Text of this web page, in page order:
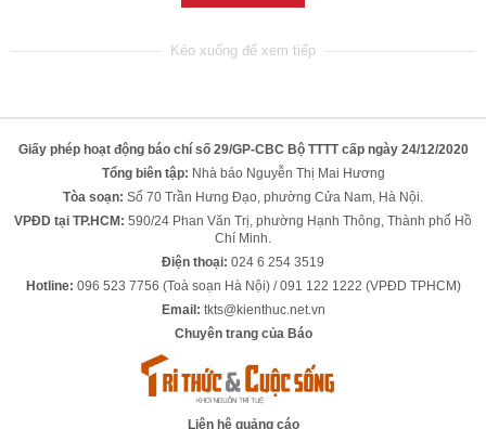
Giấy phép hoạt động báo chí số 29/GP-CBC Bộ TTTT cấp ngày 24/12/2020
Tổng biên tập: Nhà báo Nguyễn Thị Mai Hương
Tòa soạn: Số 70 Trần Hưng Đạo, phường Cửa Nam, Hà Nội.
VPĐD tại TP.HCM: 590/24 Phan Văn Trị, phường Hạnh Thông, Thành phố Hồ
Chí Minh.
Điện thoại: 024 6 254 3519
Hotline: 096 523 7756 (Toà soạn Hà Nội) / 091 122 1222 (VPĐD TPHCM)
Email: tkts@kienthuc.net.vn
Chuyên trang của Báo
Liên hệ quảng cáo